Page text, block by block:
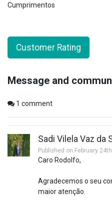
Cumprimentos
Customer Rating
Message and
1 comment
Sadi Vilela Vaz da
Published on February
Caro Rodolfo,
Agradecemos o seu
maior atenção.